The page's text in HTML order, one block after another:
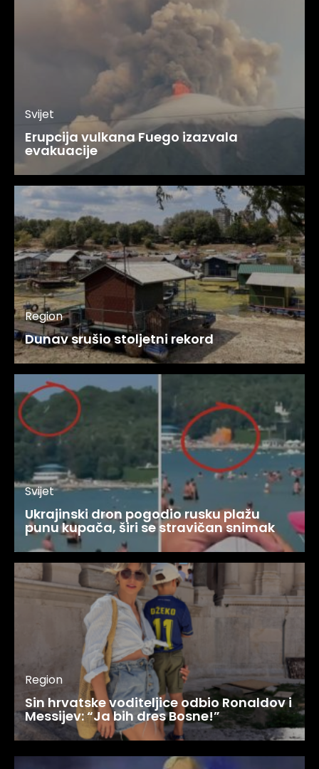
Svijet
Erupcija vulkana Fuego izazvala
evakuacije
Region
Dunav srušio stoljetni rekord
Svijet
Ukrajinski dron pogodio rusku plažu
punu kupača, širi se stravičan snimak
Region
Sin hrvatske voditeljice odbio Ronaldov i
Messijev: “Ja bih dres Bosne!”